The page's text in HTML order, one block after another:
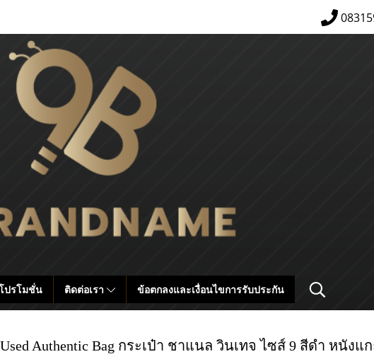
ปรโมชั่น ติดต่อเรา ข้อตกลงและเงื่อนไขการรับประกัน
Used Authentic Bag กระเป๋า ชาแนล วินเทจ ไซส์ 9 สีดำ หนัง